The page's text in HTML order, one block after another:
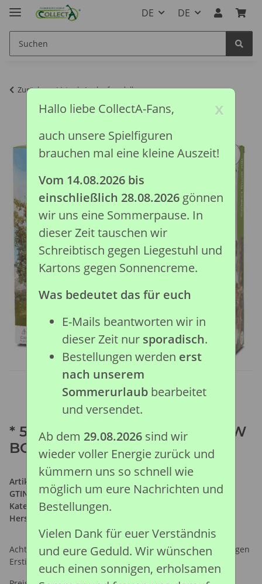
DE DE
Zurück zur Liste Auslaufmodelle
* 5 ST WILDLEBEN SET WINDOW
BOX
Artikelnummer:
GTIN:
4892900899923
Kategorie:Auslaufmodelle
Hersteller:
Achtung: Nicht geeignet für Kinder unter 36 Monaten, wegen
Erstickungsgefahr durch verschluckbare Kleinteile.
x
Hallo liebe CollectA-Fans,
auch unsere Spielfiguren
brauchen mal eine kleine Auszeit!
Vom 14.08.2026 bis
einschließlich 28.08.2026gönnen
wir uns eine Sommerpause. In
dieser Zeit tauschen wir
Schreibtisch gegen Liegestuhl und
Kartons gegen Sonnencreme.
Was bedeutet das für euch
E-Mails beantworten wir in
dieser Zeit nur sporadisch.
Bestellungen werden erst
nach unserem
Sommerurlaubbearbeitet
und versendet.
Ab dem 29.08.2026sind wir
wieder voller Energie zurück und
kümmern uns so schnell wie
möglich um eure Nachrichten und
Bestellungen.
Vielen Dank für euer Verständnis
und eure Geduld. Wir wünschen
euch einen sonnigen, erholsamen